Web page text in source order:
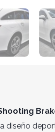
diseño